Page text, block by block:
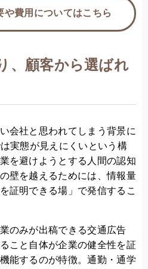
や費用についてはこちら
、顧客から選ばれ
会社と思われてしまう背景に
実態が見えにくいという構
を避けようとする人間の認知
壁を越えるためには、情報量
証明できる場」で発信するこ
のみが出稿できる交通広告
こと自体が企業の健全性を証
能するのが特徴。通勤・通学